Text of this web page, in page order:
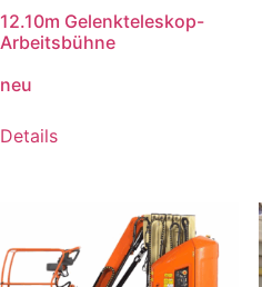
12.10m Gelenkteleskop-
Arbeitsbühne
neu
Details